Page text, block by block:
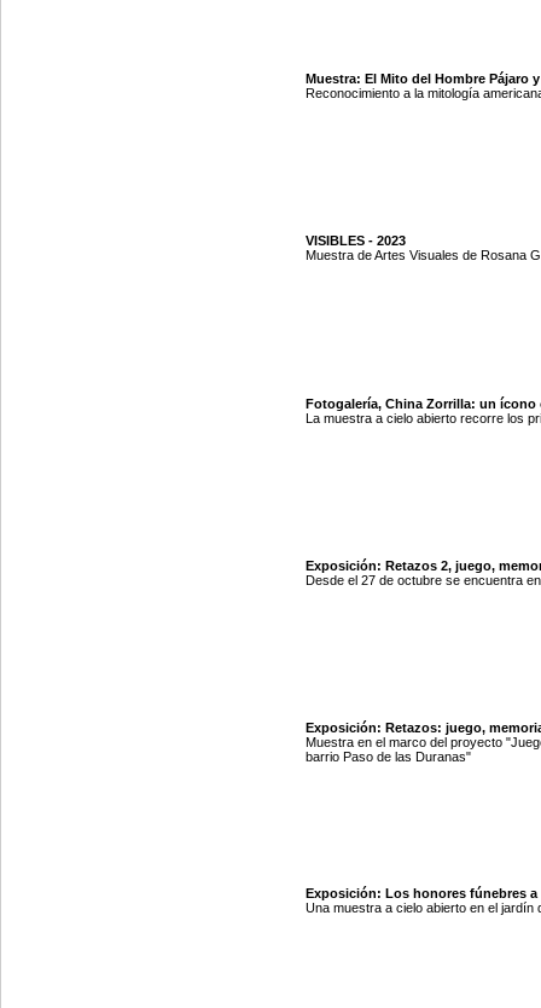
Muestra: El Mito del Hombre Pájaro
Reconocimiento a la mitología
VISIBLES - 2023
Muestra de Artes Visuales de Rosana
Fotogalería, China Zorrilla: un ícono
La muestra a cielo abierto recorre los
Exposición: Retazos 2, juego,
Desde el 27 de octubre se encuentra
Exposición: Retazos: juego,
Muestra en el marco del proyecto
barrio Paso de las Duranas"
Exposición: Los honores fúnebres a
Una muestra a cielo abierto en el jardín